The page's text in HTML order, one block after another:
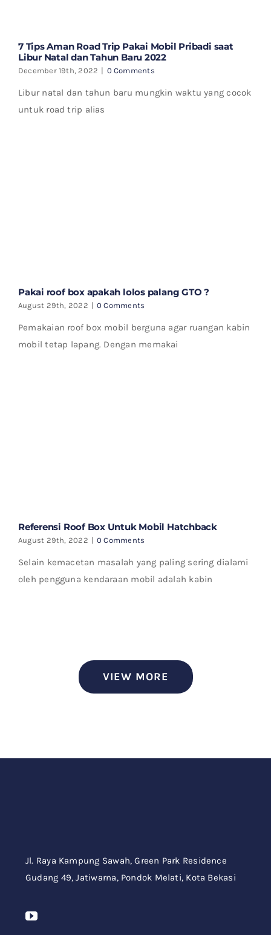
7 Tips Aman Road Trip Pakai Mobil Pribadi saat
Libur Natal dan Tahun Baru 2022
December 19th, 2022 | 0 Comments
Libur natal dan tahun baru mungkin waktu yang cocok
untuk road trip alias
Pakai roof box apakah lolos palang GTO ?
August 29th, 2022 | 0 Comments
Pemakaian roof box mobil berguna agar ruangan kabin
mobil tetap lapang. Dengan memakai
Referensi Roof Box Untuk Mobil Hatchback
August 29th, 2022 | 0 Comments
Selain kemacetan masalah yang paling sering dialami
oleh pengguna kendaraan mobil adalah kabin
VIEW MORE
Jl. Raya Kampung Sawah,Green Park Residence
Gudang 49,Jatiwarna, Pondok Melati, Kota Bekasi